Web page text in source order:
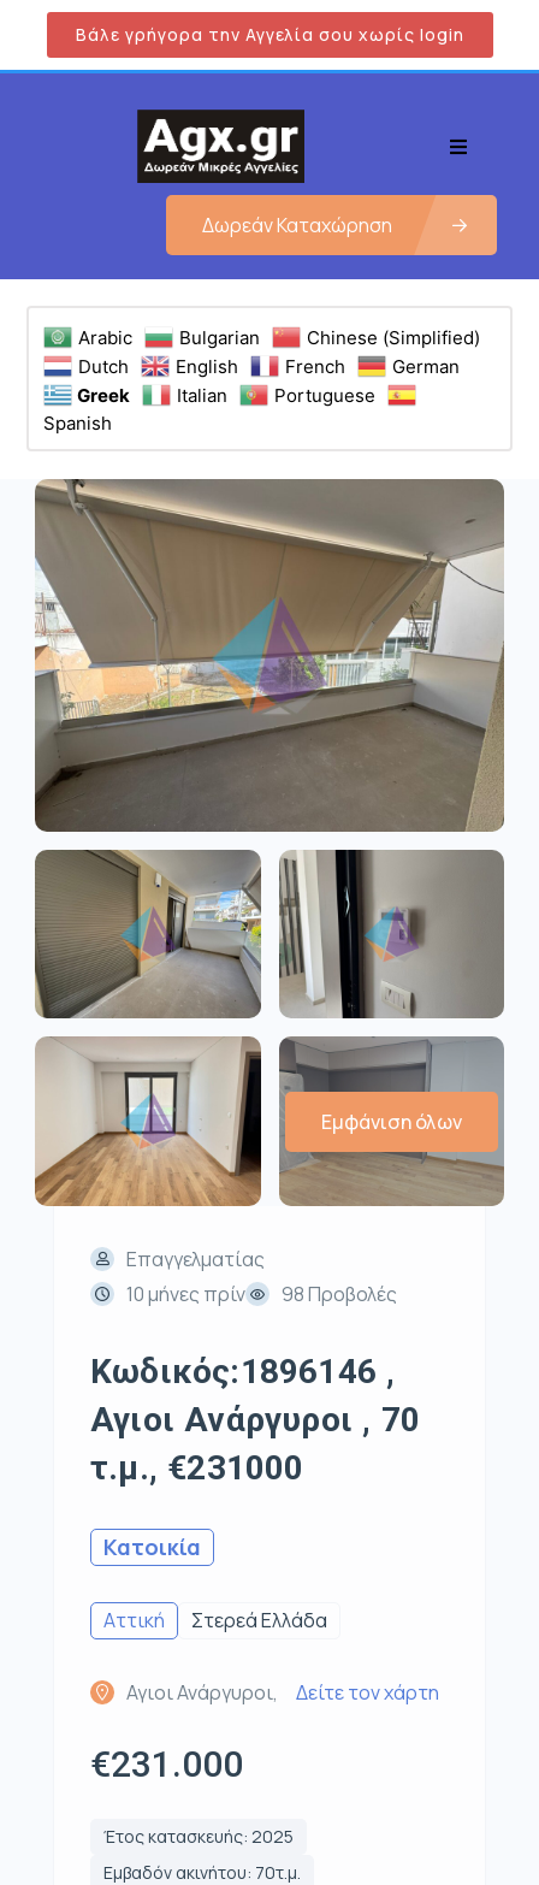
Βάλε γρήγορα την Αγγελία σου χωρίς login
Δωρεάν Καταχώρηση
Arabic Bulgarian
Chinese (Simplified)
Dutch
English French
German
Greek
Italian
Portuguese
Spanish
Εμφάνιση όλων
Επαγγελματίας
10 μήνες πρίν
98 Προβολές
Κωδικός:1896146 ,
Αγιοι Ανάργυροι , 70
τ.μ., €231000
Κατοικία
Αττική Στερεά Ελλάδα
Αγιοι Ανάργυροι, Δείτε τον χάρτη
€231.000
Έτος κατασκευής: 2025
Εμβαδόν ακινήτου: 70τ.μ.